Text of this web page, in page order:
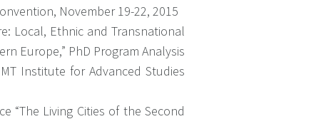
November 19-22, 2015
Local, Ethnic and Transnational
Europe,” PhD Program Analysis
Institute for Advanced Studies
“The Living Cities of the Second